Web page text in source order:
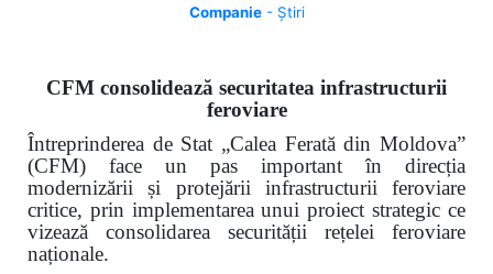
Companie- Știri
CFM consolidează securitatea infrastructurii
feroviare
Întreprinderea de Stat „Calea Ferată din Moldova”
(CFM) face un pas important în direcția
modernizării și protejării infrastructurii feroviare
critice, prin implementarea unui proiect strategic ce
vizează consolidarea securității rețelei feroviare
naționale.